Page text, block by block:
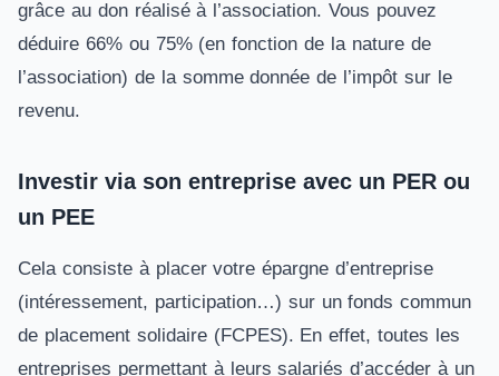
grâce au don réalisé à l’association. Vous pouvez
déduire 66% ou 75% (en fonction de la nature de
l’association) de la somme donnée de l’impôt sur le
revenu.
Investir via son entreprise avec un PER ou
un PEE
Cela consiste à placer votre épargne d’entreprise
(intéressement, participation…) sur un fonds commun
de placement solidaire (FCPES). En effet, toutes les
entreprises permettant à leurs salariés d’accéder à un